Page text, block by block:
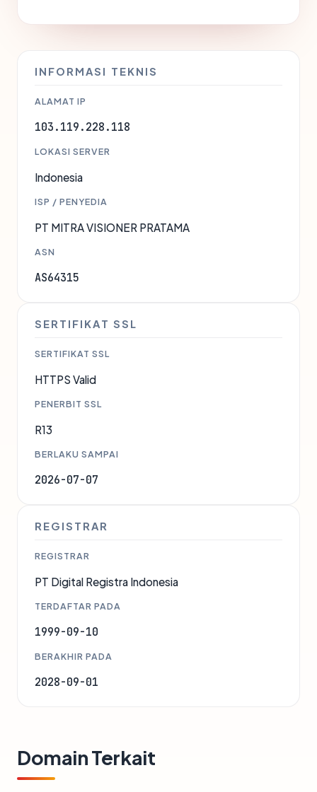
INFORMASI TEKNIS
ALAMAT IP
103.119.228.118
LOKASI SERVER
Indonesia
ISP / PENYEDIA
PT MITRA VISIONER PRATAMA
ASN
AS64315
SERTIFIKAT SSL
SERTIFIKAT SSL
HTTPS Valid
PENERBIT SSL
R13
BERLAKU SAMPAI
2026-07-07
REGISTRAR
REGISTRAR
PT Digital Registra Indonesia
TERDAFTAR PADA
1999-09-10
BERAKHIR PADA
2028-09-01
Domain Terkait